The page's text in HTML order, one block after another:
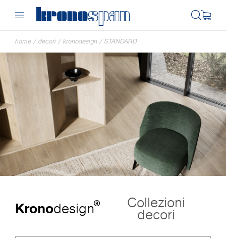
home / decori / kronodesign / STANDARD
Kronodesign® Collezioni
decori